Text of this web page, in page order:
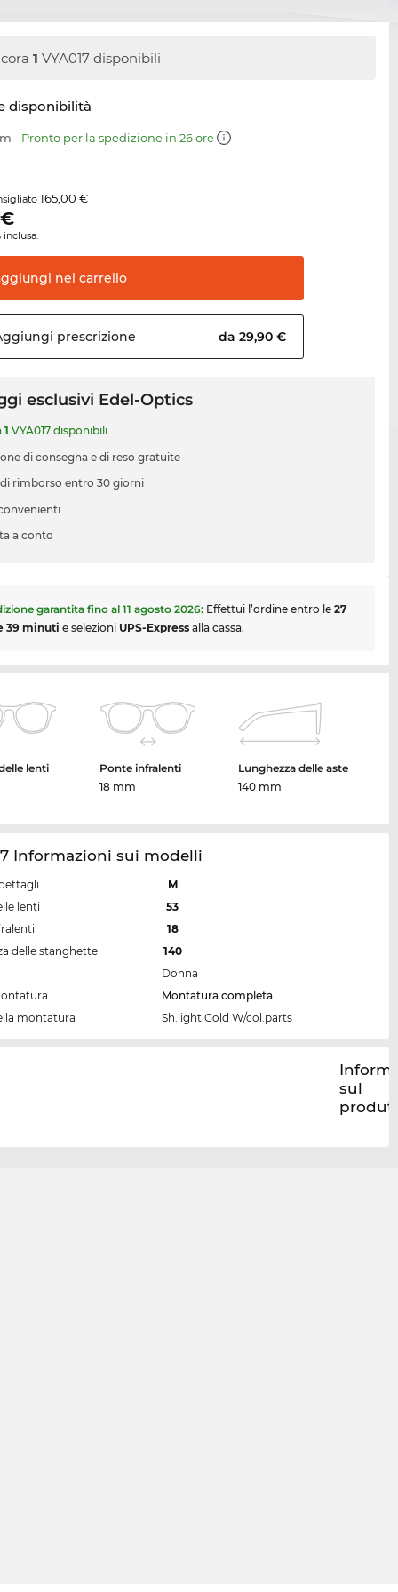
1 VYA017 disponibili
disponibilità
Pronto per la spedizione in 26 ore
165,00 €
€
inclusa.
nel carrello
prescrizione da 29,90 €
esclusivi Edel-Optics
1 VYA017 disponibili
di consegna e di reso gratuite
rimborso entro 30 giorni
a conto
garantita fino al11 agosto 2026: Effettui l’ordine entro le27
39 minuti e selezioni UPS-Express alla cassa.
lenti
Ponte infralenti
18 mm
Lunghezza delle aste
140 mm
Informazioni sui modelli
M
lenti
53
18
delle stanghette
140
Donna
Montatura completa
montatura
Sh.light Gold W/col.parts
sul